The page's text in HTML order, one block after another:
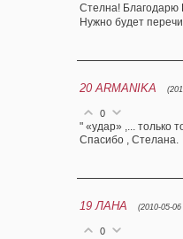
Стелна! Благодарю
Нужно будет
20 ARMANIKA
0
" «удар» ,... только
Спасибо , Стелана.
19 ЛАНА (2010-05-
0